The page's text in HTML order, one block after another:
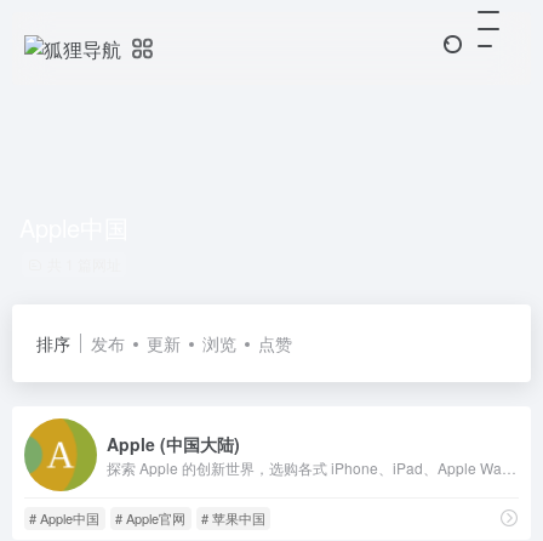
排序 发布 更新 浏览 点赞
Apple (中国大陆)
# Apple中国 # Apple官网 # 苹果中国